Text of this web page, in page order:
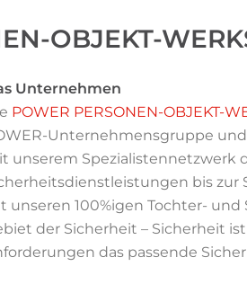
OBJEKT-
Unternehmen
POWER PERSONEN-OBJEKT-
Unternehmensgruppe
unserem Spezialistennetzwerk
bis zur
unseren 100%igen Tochter-
der Sicherheit – Sicherheit
das passende